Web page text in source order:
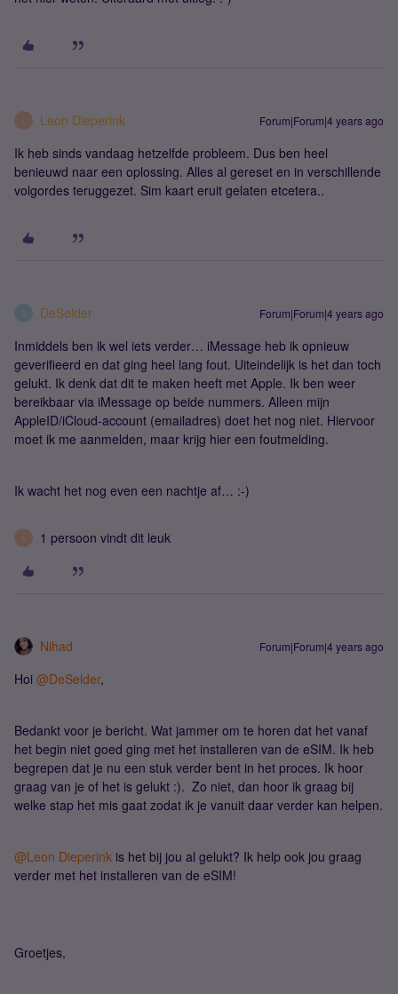
Leon Dieperink Forum|Forum|4 years ago
Ik heb sinds vandaag hetzelfde probleem. Dus ben heel
benieuwd naar een oplossing. Alles al gereset en in verschillende
volgordes teruggezet. Sim kaart eruit gelaten etcetera..
DeSelder Forum|Forum|4 years ago
Inmiddels ben ik wel iets verder… iMessage heb ik opnieuw
geverifieerd en dat ging heel lang fout. Uiteindelijk is het dan toch
gelukt. Ik denk dat dit te maken heeft met Apple. Ik ben weer
bereikbaar via iMessage op beide nummers. Alleen mijn
AppleID/iCloud-account (emailadres) doet het nog niet. Hiervoor
moet ik me aanmelden, maar krijg hier een foutmelding.
Ik wacht het nog even een nachtje af… :-)
1 persoon vindt dit leuk
Nihad Forum|Forum|4 years ago
Hoi @DeSelder,
Bedankt voor je bericht. Wat jammer om te horen dat het vanaf
het begin niet goed ging met het installeren van de eSIM. Ik heb
begrepen dat je nu een stuk verder bent in het proces. Ik hoor
graag van je of het is gelukt :). Zo niet, dan hoor ik graag bij
welke stap het mis gaat zodat ik je vanuit daar verder kan helpen.
@Leon Dieperink is het bij jou al gelukt? Ik help ook jou graag
verder met het installeren van de eSIM!
Groetjes,